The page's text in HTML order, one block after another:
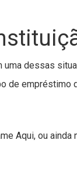
dessas
de empréstimo
Aqui, ou